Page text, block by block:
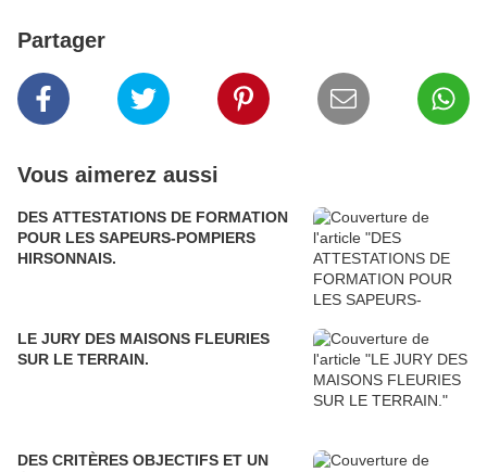
Partager
Vous aimerez aussi
DES ATTESTATIONS DE FORMATION
POUR LES SAPEURS-POMPIERS
HIRSONNAIS.
LE JURY DES MAISONS FLEURIES
SUR LE TERRAIN.
DES CRITÈRES OBJECTIFS ET UN